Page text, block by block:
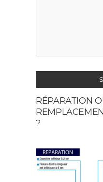
This
field
should
left
blank
RÉPARATION
?